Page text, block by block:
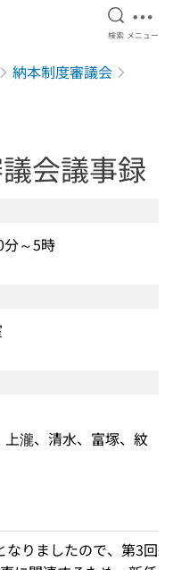
検索を
検索 メ
メニュー
納本制度審議会
会議事録
～5時
瀧、清水、富塚、紋
なりましたので、第3回